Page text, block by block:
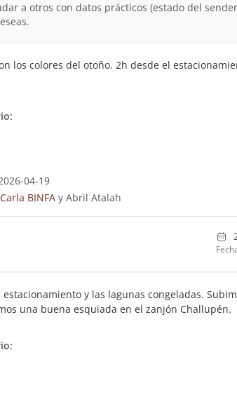
a otros con datos prácticos (estado del
los colores del otoño. 2h desde el
04-19
Carla BINFA y Abril Atalah
y las lagunas congeladas.
una buena esquiada en el zanjón Challupén.